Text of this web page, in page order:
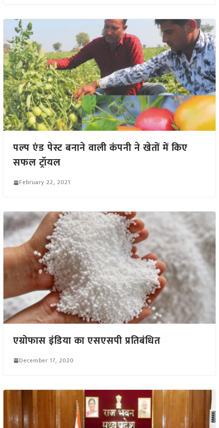
पल्प एंड पेस्ट बनाने वाली कंपनी ने खेतों में किए
सफल ट्रॉयल
February 22, 2021
एग्रोफास इंडिया का एसएसपी प्रतिबंधित
December 17, 2020